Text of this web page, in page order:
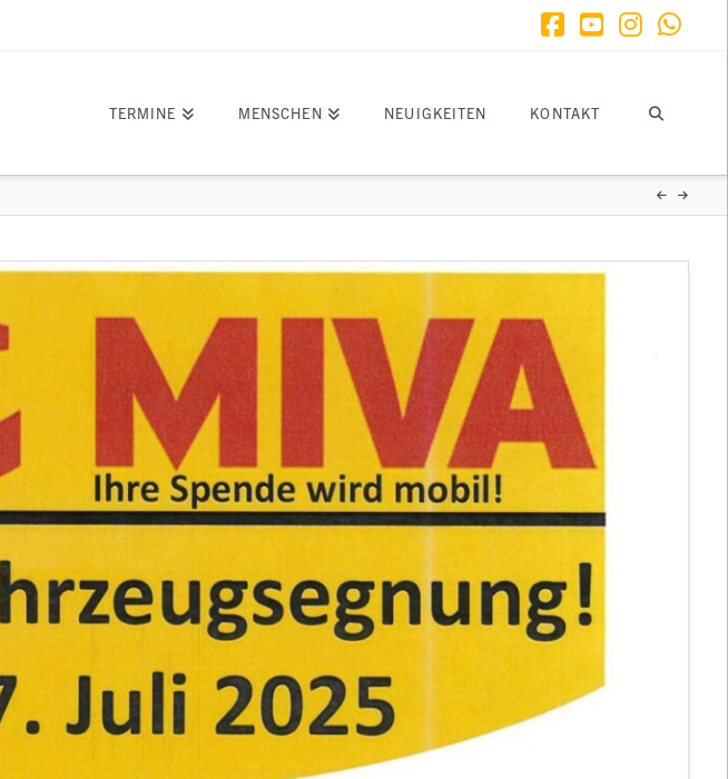
TERMINE MENSCHEN NEUIGKEITEN KONTAKT